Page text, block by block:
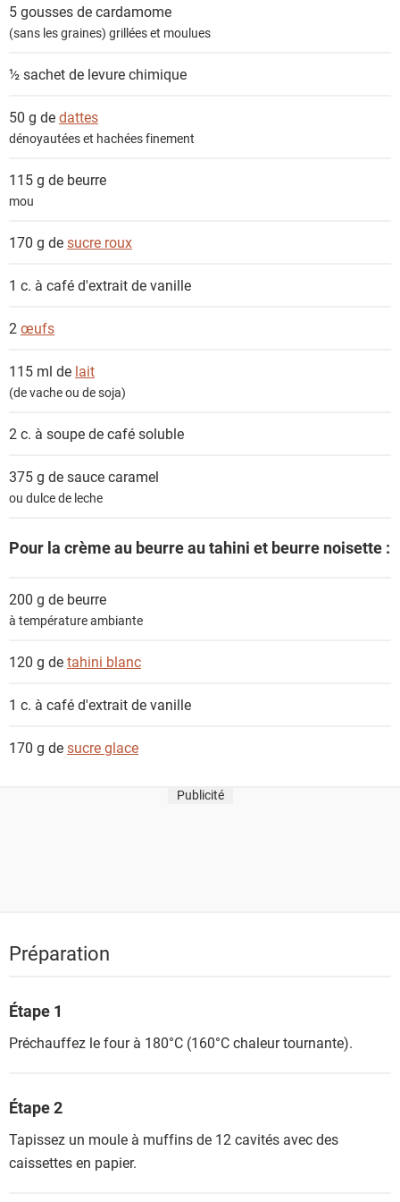
n
s
5 gousses decardamome
(sans les graines) grillées et moulues
½ sachet de levure chimique
50 g dedattes
dénoyautées et hachées finement
115 g de beurre
mou
170 g desucre roux
1 c. à caféd'extrait de vanille
2 œufs
115 ml de lait
(de vache ou de soja)
2 c. à soupe decafé soluble
375 g desauce caramel
ou dulce de leche
Pour la crème au beurre au tahini et beurre noisette :
200 g de beurre
à température ambiante
120 g detahini blanc
1 c. à caféd'extrait de vanille
170 g desucre glace
Publicité
Préparation
Étape 1
Préchauffez le four à 180°C (160°C chaleur tournante).
Étape 2
Tapissez un moule à muffins de 12 cavités avec des
caissettes en papier.